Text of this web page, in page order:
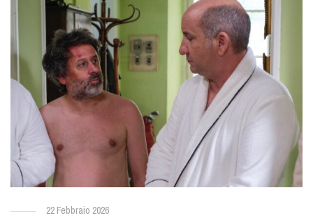
22 Febbraio 2026